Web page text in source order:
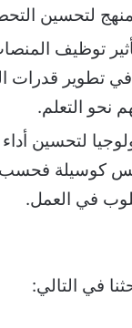
لتحسين
توظيف
تطوير قدرات
نحو التعلم.
لتحسين
ليس كوسيلة
في العمل.
في التالي: